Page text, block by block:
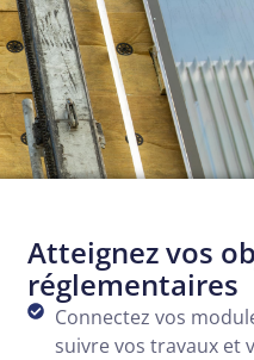
Atteignez vos
réglementaires
Connectez vos
suivre vos travaux et